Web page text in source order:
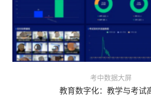
考中数据大屏
教育数字化：教学与考试